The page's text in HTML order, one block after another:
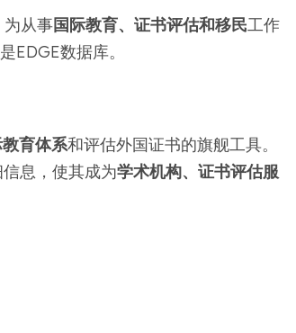
从事国际教育、证书评估和移民工作
数据库。
育体系和评估外国证书的旗舰工具。
息，使其成为学术机构、证书评估服